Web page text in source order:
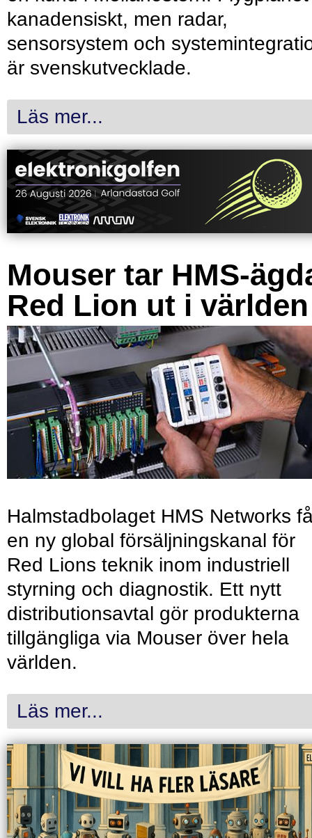
kanadensiskt, men radar,
sensorsystem och
är svenskutvecklade.
Läs mer...
Mouser tar HMS-
Red Lion ut i världen
Halmstadbolaget HMS Networks
en ny global försäljningskanal för
Red Lions teknik inom industriell
styrning och diagnostik. Ett nytt
distributionsavtal gör produkterna
tillgängliga via Mouser över hela
världen.
Läs mer...